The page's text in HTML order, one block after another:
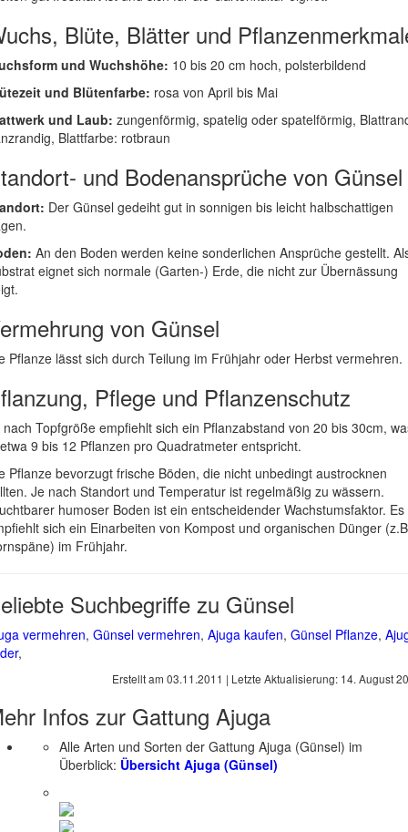
Blüte, Blätter und
und Wuchshöhe: 10 bis 20 cm hoch, polsterbildend
und Blütenfarbe: rosa von April bis Mai
und Laub: zungenförmig, spatelig oder spatelförmig,
Blattfarbe: rotbraun
und Bodenansprüche von Günsel
Der Günsel gedeiht gut in sonnigen bis leicht halbschattigen
An den Boden werden keine sonderlichen Ansprüche gestellt.
eignet sich normale (Garten-) Erde, die nicht zur Übernässung
von Günsel
Pflanze lässt sich durch Teilung im Frühjahr oder Herbst vermehren.
Pflege und Pflanzenschutz
nach Topfgröße empfiehlt sich ein Pflanzabstand von 20 bis 30cm,
9 bis 12 Pflanzen pro Quadratmeter entspricht.
Pflanze bevorzugt frische Böden, die nicht unbedingt austrocknen
Je nach Standort und Temperatur ist regelmäßig zu wässern.
humoser Boden ist ein entscheidender Wachstumsfaktor. Es
sich ein Einarbeiten von Kompost und organischen Dünger
im Frühjahr.
Suchbegriffe zu Günsel
vermehren, Günsel vermehren, Ajuga kaufen, Günsel Pflanze,
,
Erstellt am 03.11.2011 | Letzte Aktualisierung: 14. August
Infos zur Gattung Ajuga
Alle Arten und Sorten der Gattung Ajuga (Günsel) im
Überblick: Übersicht Ajuga (Günsel)